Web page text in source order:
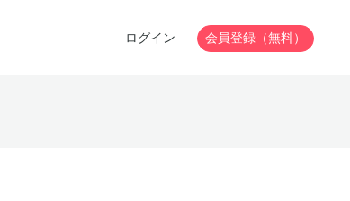
ログイン 会員登録（無料）